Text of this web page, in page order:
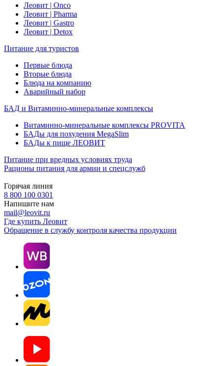
Леовит | Onco
Леовит | Pharma
Леовит | Gastro
Леовит | Detox
Питание для туристов
Первые блюда
Вторые блюда
Блюда на компанию
Аварийный набор
БАД и Витаминно-минеральные комплексы
Витаминно-минеральные комплексы PROVITA
БАДы для похудения MegaSlim
БАДы к пище ЛЕОВИТ
Питание при вредных условиях труда
Рационы питания для армии и спецслужб
Горячая линия
8 800 100 0301
Напишите нам
mail@leovit.ru
Где купить Леовит
Обращение в службу контроля качества продукции